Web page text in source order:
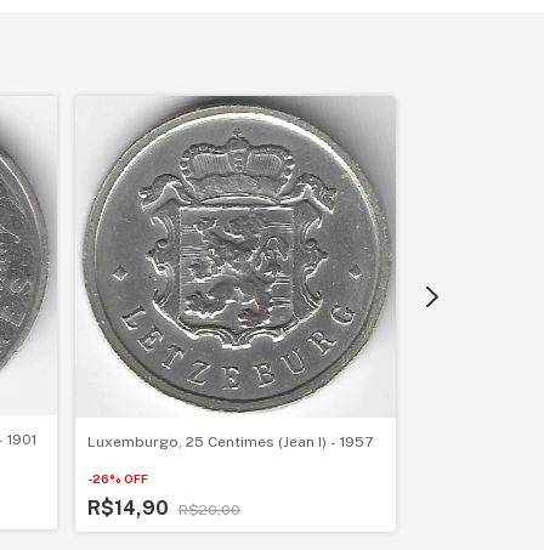
Luxemburgo, 25 Centimes (Jean I) - 1957
-26% OFF
R$14,90 R$20,00